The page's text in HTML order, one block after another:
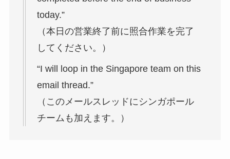
today.”
（本日の営業終了前に照合作業を完了
してください。）
“I will loop in the Singapore team on this
email thread.”
（このメールスレッドにシンガポール
チームも加えます。）